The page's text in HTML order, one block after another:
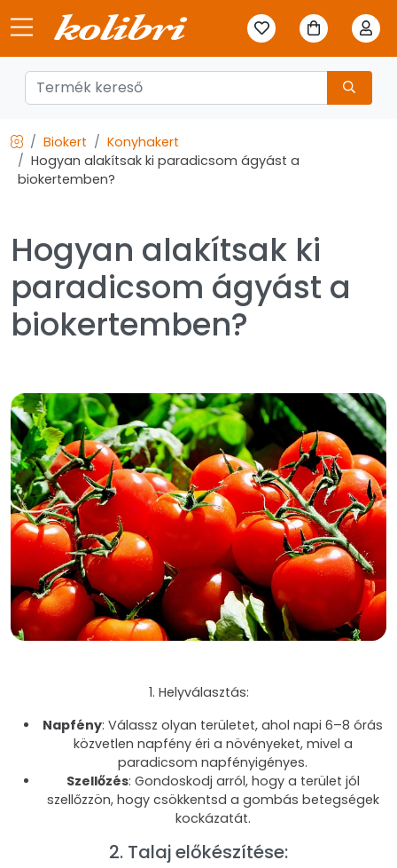
Biokert
Konyhakert
Hogyan alakítsak ki paradicsom ágyást a
biokertemben?
Hogyan alakítsak ki
paradicsom ágyást a
biokertemben?
1. Helyválasztás:
Napfény: Válassz olyan területet, ahol napi 6–8 órás
közvetlen napfény éri a növényeket, mivel a
paradicsom napfényigényes.
Szellőzés: Gondoskodj arról, hogy a terület jól
szellőzzön, hogy csökkentsd a gombás betegségek
kockázatát.
2. Talaj előkészítése: